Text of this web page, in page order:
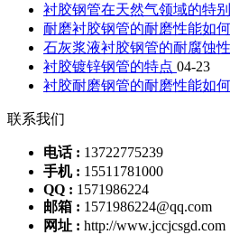
衬胶钢管在天然气领域的特
耐磨衬胶钢管的耐磨性能如何
石灰浆液衬胶钢管的耐腐蚀
衬胶镀锌钢管的特点 04-23
衬胶耐磨钢管的耐磨性能如何
联系我们
电话 : 13722775239
手机 : 15511781000
QQ : 1571986224
邮箱 : 1571986224@qq.com
网址 : http://www.jccjcsgd.com